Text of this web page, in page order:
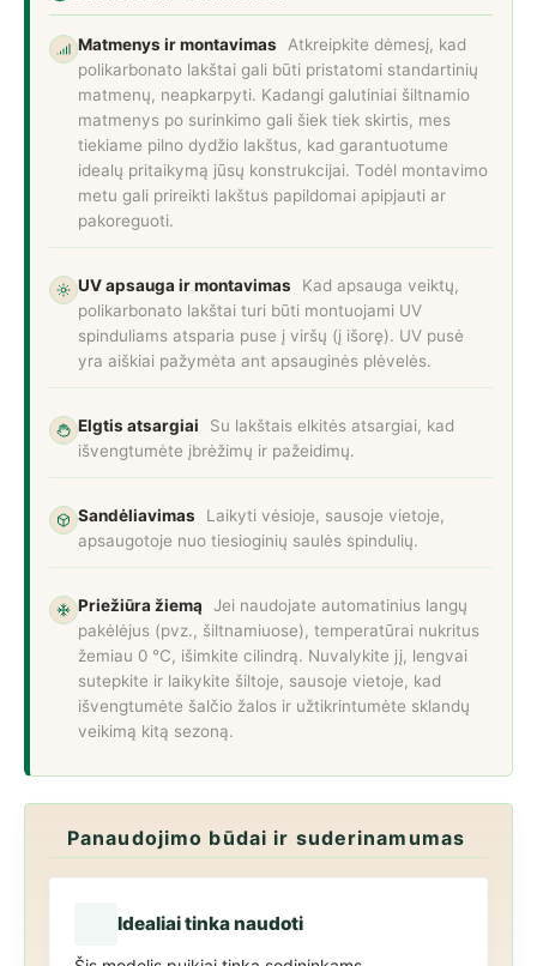
Matmenys ir montavimas
Atkreipkite dėmesį, kad
polikarbonato lakštai gali būti pristatomi standartinių
matmenų, neapkarpyti. Kadangi galutiniai šiltnamio
matmenys po surinkimo gali šiek tiek skirtis, mes
tiekiame pilno dydžio lakštus, kad garantuotume
idealų pritaikymą jūsų konstrukcijai. Todėl montavimo
metu gali prireikti lakštus papildomai apipjauti ar
pakoreguoti.
UV apsauga ir montavimas
Kad apsauga veiktų,
polikarbonato lakštai turi būti montuojami UV
spinduliams atsparia puse į viršų (į išorę). UV pusė
yra aiškiai pažymėta ant apsauginės plėvelės.
Elgtis atsargiai
Su lakštais elkitės atsargiai, kad
išvengtumėte įbrėžimų ir pažeidimų.
Sandėliavimas
Laikyti vėsioje, sausoje vietoje,
apsaugotoje nuo tiesioginių saulės spindulių.
Priežiūra žiemą
Jei naudojate automatinius langų
pakėlėjus (pvz., šiltnamiuose), temperatūrai nukritus
žemiau 0 °C, išimkite cilindrą. Nuvalykite jį, lengvai
sutepkite ir laikykite šiltoje, sausoje vietoje, kad
išvengtumėte šalčio žalos ir užtikrintumėte sklandų
veikimą kitą sezoną.
Panaudojimo būdai ir suderinamumas
Idealiai tinka naudoti